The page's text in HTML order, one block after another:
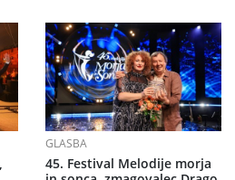
GLASBA
45. Festival Melodije morja